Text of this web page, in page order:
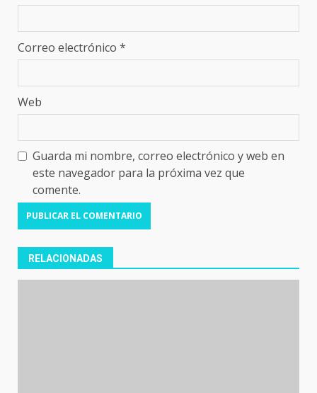
Correo electrónico *
Web
Guarda mi nombre, correo electrónico y web en
este navegador para la próxima vez que
comente.
RELACIONADAS